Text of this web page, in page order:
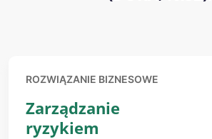
ROZWIĄZANIE BIZNESOWE
Zarządzanie
ryzykiem